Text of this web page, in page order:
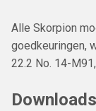
Alle Skorpion
goedkeuringen,
22.2 No. 14-
Downloads